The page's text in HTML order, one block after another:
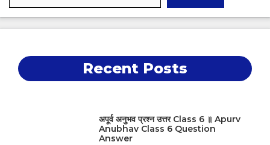
Recent Posts
अपूर्व अनुभव प्रश्न उत्तर Class 6 ॥ Apurv
Anubhav Class 6 Question
Answer